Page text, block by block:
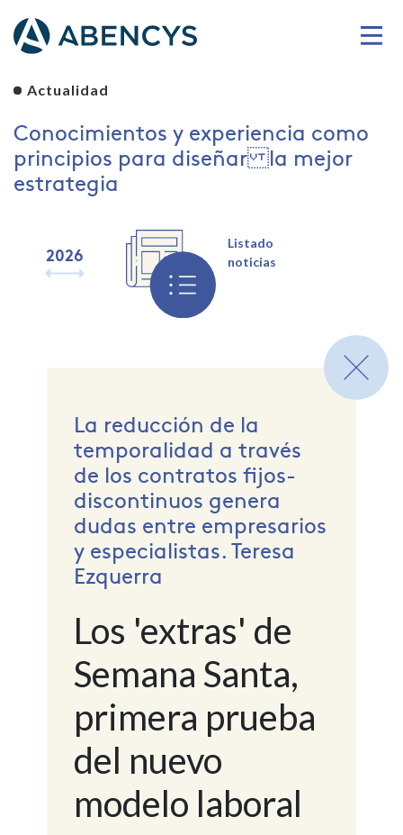
Actualidad
Conocimientos y experiencia como
principios para diseñar la mejor
estrategia
2026 2024 2023 2022 2021
Listado
noticias
La reducción de la
temporalidad a través
de los contratos fijos-
discontinuos genera
dudas entre empresarios
y especialistas. Teresa
Ezquerra
Los 'extras' de
Semana Santa,
primera prueba
del nuevo
modelo laboral